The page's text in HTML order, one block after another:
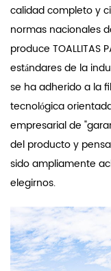
calidad completo y
normas nacionales
produce TOALLITAS
estándares de la
se ha adherido a la
tecnológica
empresarial de
del producto y
sido ampliamente
elegirnos.